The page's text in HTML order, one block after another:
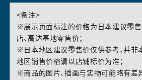
<备注>
※展示页面标注的价格为日本建议零
店、高达基地零售价；
※日本地区建议零售价仅供参考，并非
地区销售价格请以店铺标价为准；
※商品的图片、插画与实物可能略有差